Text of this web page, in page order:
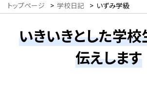
トップページ > 学校日記 > いずみ学級
いきいきとした学
伝えします